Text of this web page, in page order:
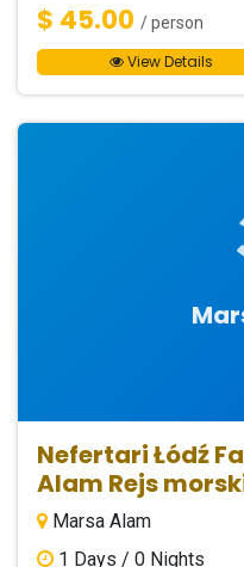
$ 45.00 / person
View Details
Nefertari Łódź
Alam Rejs
Marsa Alam
1 Days / 0 Nights